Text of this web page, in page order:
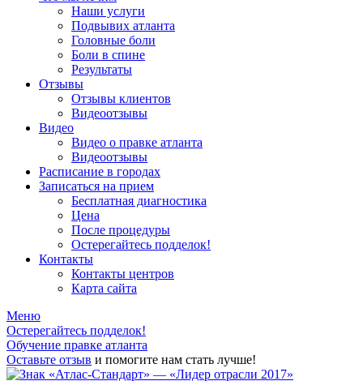
Наши услуги
Подвывих атланта
Головные боли
Боли в спине
Результаты
Отзывы
Отзывы клиентов
Видеоотзывы
Видео
Видео о правке атланта
Видеоотзывы
Расписание в городах
Записаться на прием
Бесплатная диагностика
Цена
После процедуры
Остерегайтесь подделок!
Контакты
Контакты центров
Карта сайта
Меню
Остерегайтесь подделок!
Обучение правке атланта
Оставьте отзыв и помогите нам стать лучше!